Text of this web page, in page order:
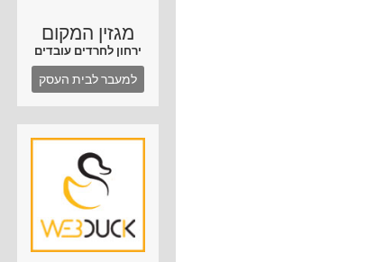
מגזין המקום
ירחון לחרדים עובדים
למעבר לבית העסק